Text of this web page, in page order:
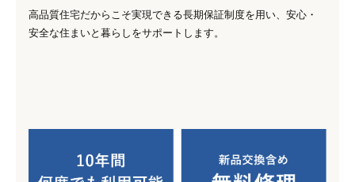
高品質住宅だからこそ実現できる長期保証制度を用い、安心・
安全な住まいと暮らしをサポートします。